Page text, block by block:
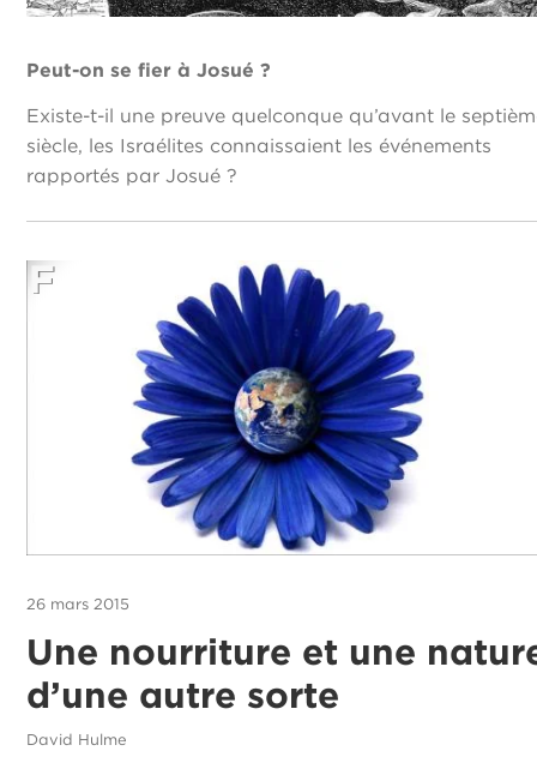
Peut-on se fier à Josué ?
Existe-t-il une preuve quelconque qu’avant le
siècle, les Israélites connaissaient les événements
rapportés par Josué ?
26 mars 2015
Une nourriture et une
d’une autre sorte
David Hulme